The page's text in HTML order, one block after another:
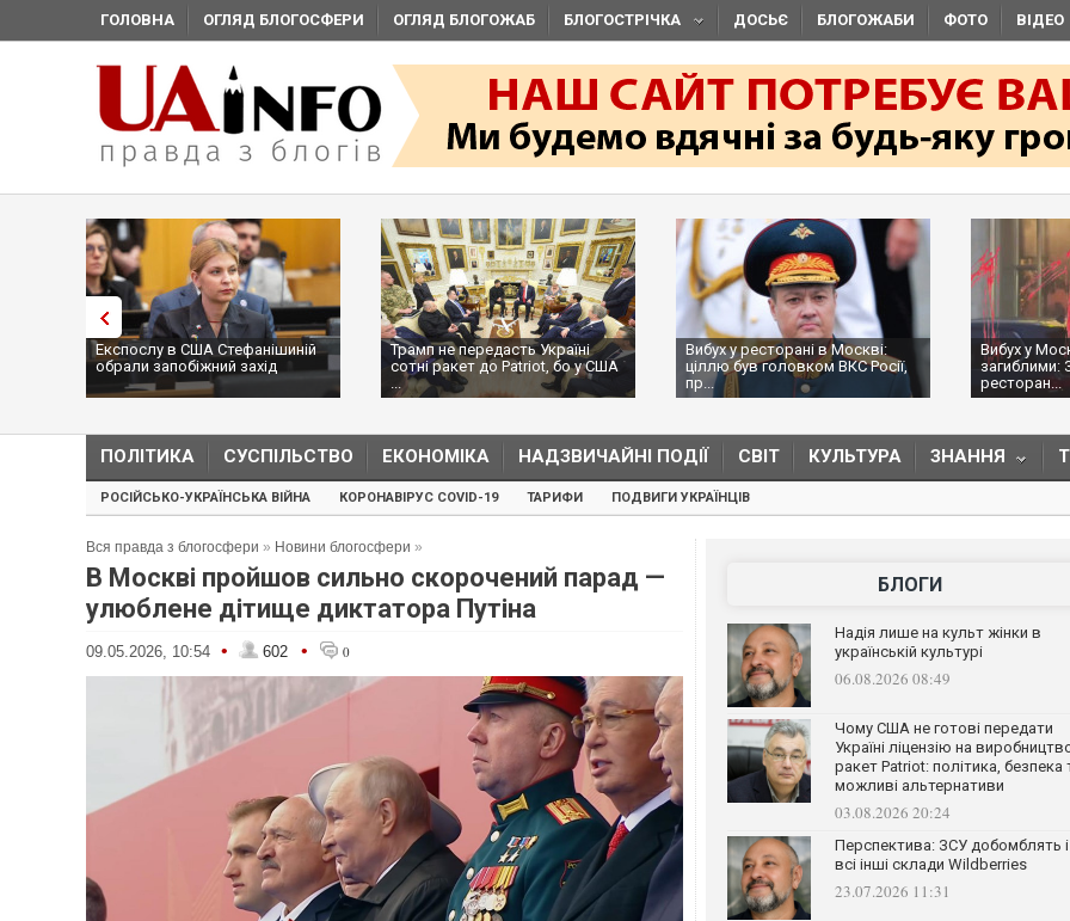
ГОЛОВНА ОГЛЯД БЛОГОСФЕРИ ОГЛЯД БЛОГОЖАБ БЛОГОСТРІЧКА ДОСЬЄ БЛОГОЖАБИ ФОТО ВІДЕО
Експослу в США Стефанішиній
обрали запобіжний захід
Трамп не передасть Україні
сотні ракет до Patriot, бо у США
...
Вибух у ресторані в Москві:
ціллю був головком ВКС Росії,
пр...
Вибух у
загиблими:
ресторан...
ПОЛІТИКА СУСПІЛЬСТВО ЕКОНОМІКА НАДЗВИЧАЙНІ ПОДІЇ СВІТ КУЛЬТУРА ЗНАННЯ
РОСІЙСЬКО-УКРАЇНСЬКА ВІЙНА КОРОНАВІРУС COVID-19 ТАРИФИ ПОДВИГИ УКРАЇНЦІВ
Вся правда з блогосфери » Новини блогосфери »
В Москві пройшов сильно скорочений парад —
улюблене дітище диктатора Путіна
09.05.2026, 10:54 • 602 • 0
БЛОГИ
Надія лише на культ жінки в
українській культурі
06.08.2026 08:49
Чому США не готові передати
Україні ліцензію на
ракет Patriot: політика, безпека
можливі альтернативи
03.08.2026 20:24
Перспектива: ЗСУ добомблять і
всі інші склади Wildberries
23.07.2026 11:31